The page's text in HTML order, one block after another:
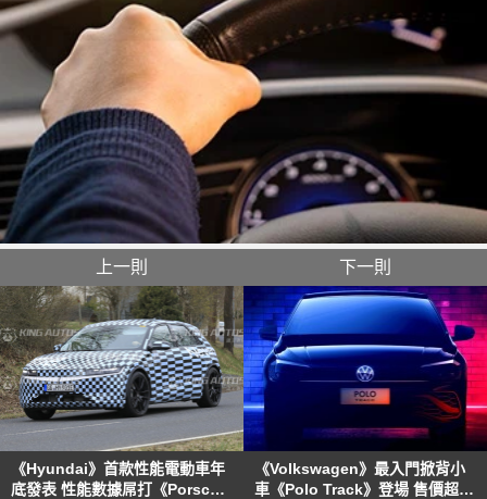
上一則
《Hyundai》首款性能電動車年
底發表 性能數據屌打《Porsche
下一則
《Volkswagen》最入門掀背小
車《Polo Track》登場 售價超親